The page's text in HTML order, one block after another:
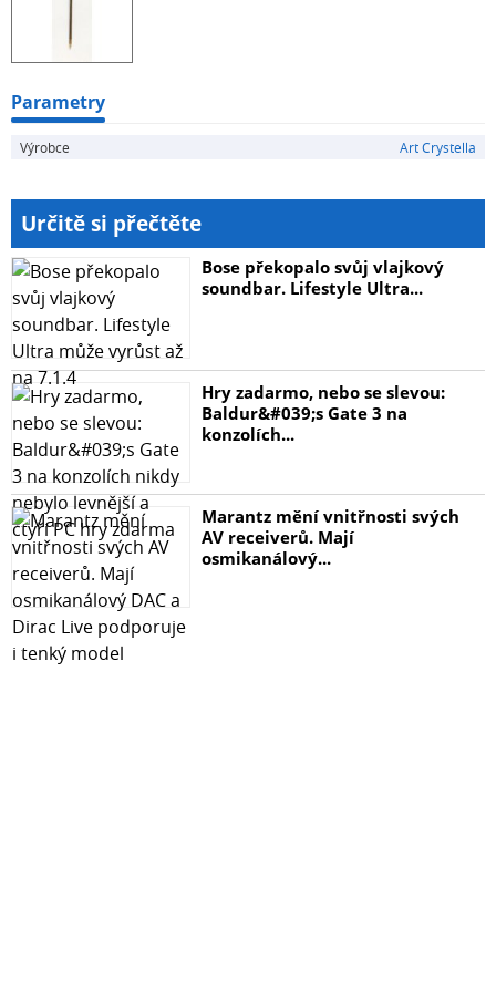
Parametry
Výrobce Art Crystella
Určitě si přečtěte
Bose překopalo svůj vlajkový
soundbar. Lifestyle Ultra...
Hry zadarmo, nebo se slevou:
Baldur&#039;s Gate 3 na
konzolích...
Marantz mění vnitřnosti svých
AV receiverů. Mají
osmikanálový...